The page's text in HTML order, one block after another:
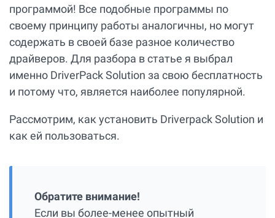
программой! Все подобные программы по
своему принципу работы аналогичны, но могут
содержать в своей базе разное количество
драйверов. Для разбора в статье я выбрал
именно DriverPack Solution за свою бесплатность
и потому что, является наиболее популярной.
Рассмотрим, как установить Driverpack Solution и
как ей пользоваться.
Обратите внимание!
Если вы более-менее опытный